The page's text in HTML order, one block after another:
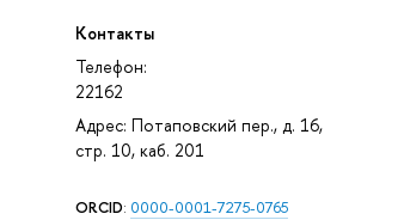
Контакты
Телефон:
22162
Адрес: Потаповский пер., д. 16,
стр. 10, каб. 201
ORCID: 0000-0001-7275-0765